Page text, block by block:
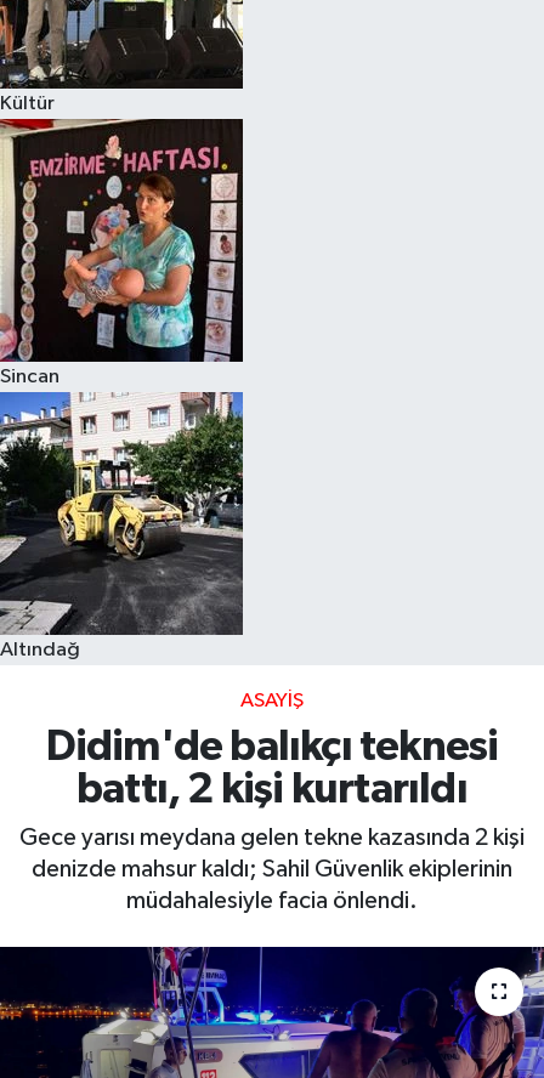
Kültür
Sincan
Altındağ
ASAYIŞ
Didim'de balıkçı teknesi
battı, 2 kişi kurtarıldı
Gece yarısı meydana gelen tekne kazasında 2 kişi
denizde mahsur kaldı; Sahil Güvenlik ekiplerinin
müdahalesiyle facia önlendi.